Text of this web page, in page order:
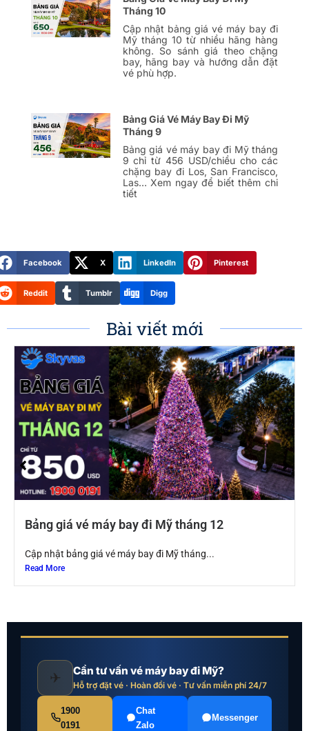
Tháng 10
Cập nhật bảng giá vé máy bay đi
Mỹ tháng 10 từ nhiều hãng hàng
không. So sánh giá theo chặng
bay, hãng bay và hướng dẫn đặt
vé phù hợp.
Bảng Giá Vé Máy Bay Đi Mỹ
Tháng 9
Bảng giá vé máy bay đi Mỹ tháng
9 chỉ từ 456 USD/chiều cho các
chặng bay đi Los, San Francisco,
Las… Xem ngay để biết thêm chi
tiết
Facebook X LinkedIn Pinterest
Reddit Tumblr Digg
Bài viết mới
Bảng giá vé máy bay đi Mỹ tháng 12
Cập nhật bảng giá vé máy bay đi Mỹ tháng...
Read More
✈ Cần tư vấn vé máy bay đi Mỹ?
Hỗ trợ đặt vé · Hoàn đổi vé · Tư vấn miễn phí 24/7
1900
0191
Chat
Zalo
Messenger